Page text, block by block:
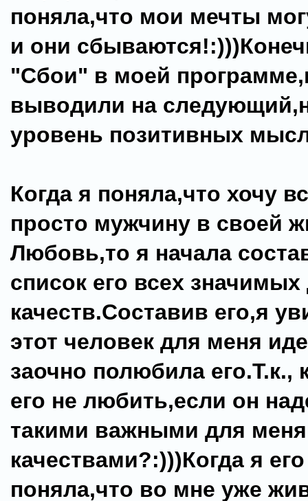
поняла,что мои мечты
и они
"Сбои" в моей
выводили на
уровень позитивных
Когда я поняла,что хочу
просто мужчину в своей
Любовь,то я начала
список его всех
качеств.Составив его,я
этот человек для меня
заочно полюбила его.Т.к.,
его не любить,если он
такими важными для меня
качествами?:)))Когда я
поняла,что во мне уже